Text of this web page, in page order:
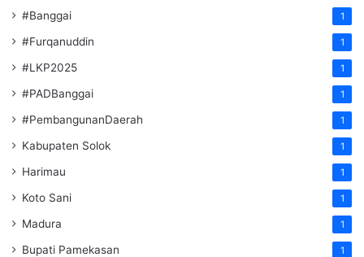
#Banggai 1
#Furqanuddin 1
#LKP2025 1
#PADBanggai 1
#PembangunanDaerah 1
Kabupaten Solok 1
Harimau 1
Koto Sani 1
Madura 1
Bupati Pamekasan 1